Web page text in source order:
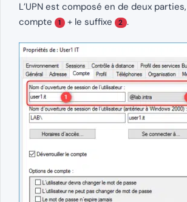
L’UPN est composé en de deux
compte
1 + le suffixe 2 .